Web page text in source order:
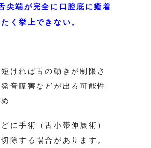
尖端が完全に口腔底に癒着
く挙上できない。
ければ舌の動きが制限さ
音障害などが出る可能性
に手術（舌小帯伸展術）
除する場合があります。